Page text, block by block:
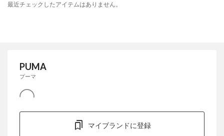
最近チェックしたアイテムはありません。
PUMA
プーマ
マイブランドに登録